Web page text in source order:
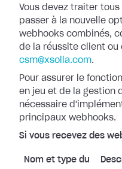
Vous devez traiter
passer à la nouvelle
webhooks combinés,
de la réussite client ou
csm@xsolla.com.
Pour assurer le
en jeu et de la gestion
nécessaire
principaux webhooks.
Si vous recevez des
Nom et type du